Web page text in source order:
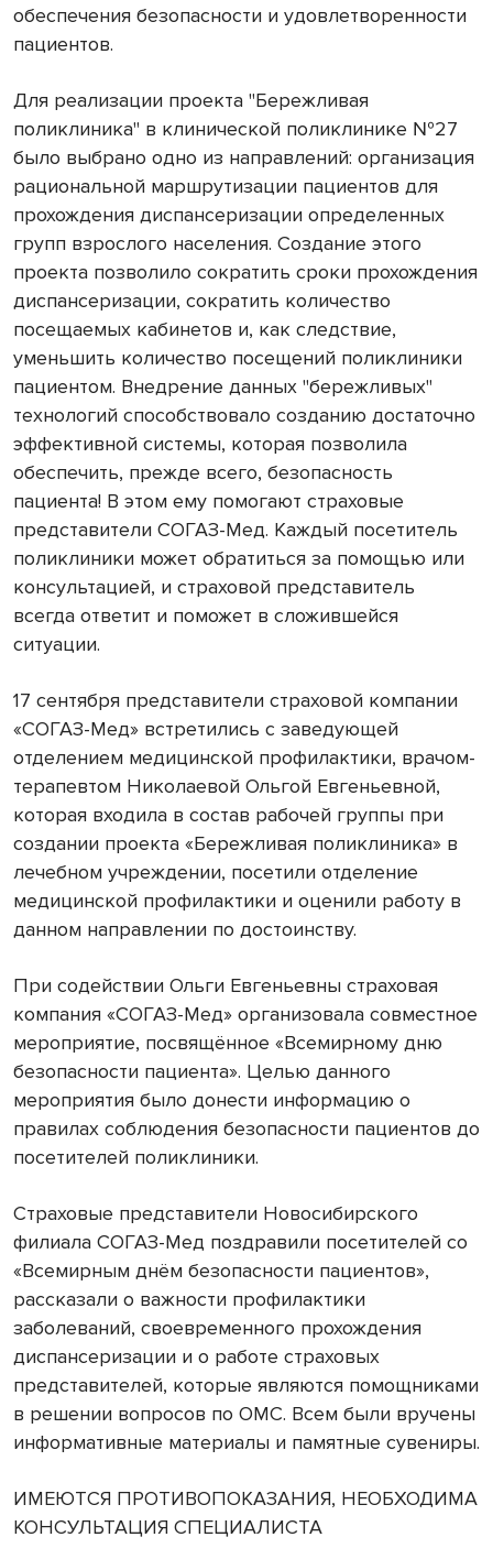
обеспечения безопасности и удовлетворенности
пациентов.
Для реализации проекта "Бережливая
поликлиника" в клинической поликлинике №27
было выбрано одно из направлений: организация
рациональной маршрутизации пациентов для
прохождения диспансеризации определенных
групп взрослого населения. Создание этого
проекта позволило сократить сроки прохождения
диспансеризации, сократить количество
посещаемых кабинетов и, как следствие,
уменьшить количество посещений поликлиники
пациентом. Внедрение данных "бережливых"
технологий способствовало созданию достаточно
эффективной системы, которая позволила
обеспечить, прежде всего, безопасность
пациента! В этом ему помогают страховые
представители СОГАЗ-Мед. Каждый посетитель
поликлиники может обратиться за помощью или
консультацией, и страховой представитель
всегда ответит и поможет в сложившейся
ситуации.
17 сентября представители страховой компании
«СОГАЗ-Мед» встретились с заведующей
отделением медицинской профилактики, врачом-
терапевтом Николаевой Ольгой Евгеньевной,
которая входила в состав рабочей группы при
создании проекта «Бережливая поликлиника» в
лечебном учреждении, посетили отделение
медицинской профилактики и оценили работу в
данном направлении по достоинству.
При содействии Ольги Евгеньевны страховая
компания «СОГАЗ-Мед» организовала совместное
мероприятие, посвящённое «Всемирному дню
безопасности пациента». Целью данного
мероприятия было донести информацию о
правилах соблюдения безопасности пациентов до
посетителей поликлиники.
Страховые представители Новосибирского
филиала СОГАЗ-Мед поздравили посетителей со
«Всемирным днём безопасности пациентов»,
рассказали о важности профилактики
заболеваний, своевременного прохождения
диспансеризации и о работе страховых
представителей, которые являются помощниками
в решении вопросов по ОМС. Всем были вручены
информативные материалы и памятные сувениры.
ИМЕЮТСЯ ПРОТИВОПОКАЗАНИЯ, НЕОБХОДИМА
КОНСУЛЬТАЦИЯ СПЕЦИАЛИСТА